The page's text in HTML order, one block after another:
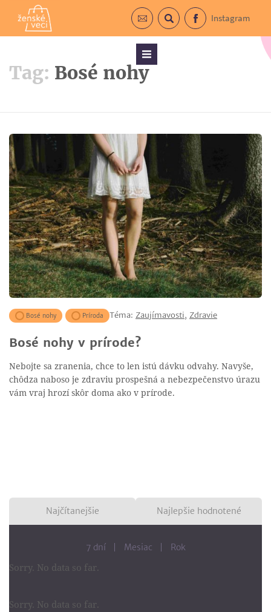
Prihlásiť sa do newslettra
Vyhľadávanie
Facebook
Instagram
Tag: Bosé nohy
Bosé nohy Príroda Téma: Zaujímavosti, Zdravie
Bosé nohy v prírode?
Nebojte sa zranenia, chce to len istú dávku odvahy. Navyše,
chôdza naboso je zdraviu prospešná a nebezpečenstvo úrazu
vám vraj hrozí skôr doma ako v prírode.
Najčítanejšie Najlepšie hodnotené
7 dní Mesiac Rok
Sorry. No data so far.
Sorry. No data so far.